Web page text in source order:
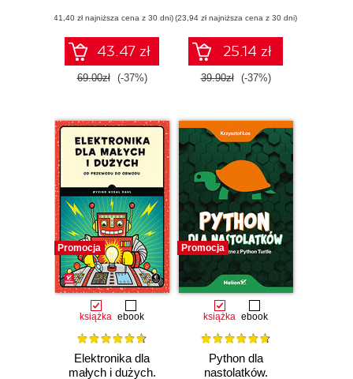
(41,40 zł najniższa cena z 30 dni)
43.47 zł
69.00zł (-37%)
(23,94 zł najniższa cena z 30 dni)
25.14 zł
39.90zł (-37%)
Promocja
książka ebook
Elektronika dla
małych i dużych.
Promocja
książka ebook
Python dla
nastolatków.